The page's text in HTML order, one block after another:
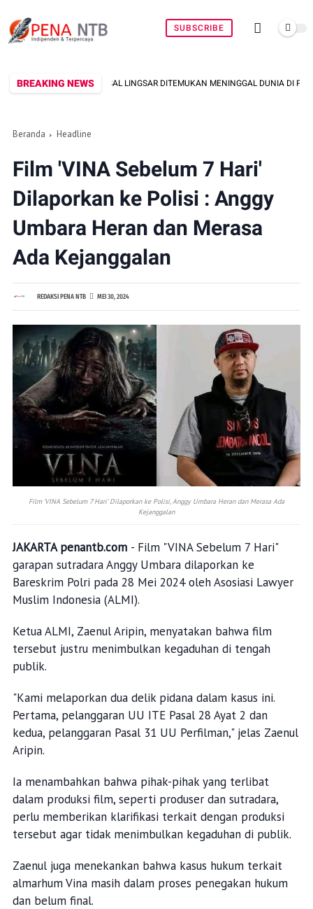
SUBSCRIBE
BREAKING NEWS
DITEMUKAN MENINGGAL DUNIA DI PINGGIR KALI LEMBAR SAAT
Beranda Headline
Film 'VINA Sebelum 7 Hari'
Dilaporkan ke Polisi : Anggy
Umbara Heran dan Merasa
Ada Kejanggalan
REDAKSI PENA NTB MEI 30, 2024
Film 'VINA Sebelum 7 Hari' Dilaporkan ke Polisi, Anggy Umbara Heran dan Merasa Ada
Kejanggalan
JAKARTA penantb.com - Film "VINA Sebelum 7 Hari"
garapan sutradara Anggy Umbara dilaporkan ke
Bareskrim Polri pada 28 Mei 2024 oleh Asosiasi Lawyer
Muslim Indonesia (ALMI).
Ketua ALMI, Zaenul Aripin, menyatakan bahwa film
tersebut justru menimbulkan kegaduhan di tengah
publik.
"Kami melaporkan dua delik pidana dalam kasus ini.
Pertama, pelanggaran UU ITE Pasal 28 Ayat 2 dan
kedua, pelanggaran Pasal 31 UU Perfilman," jelas Zaenul
Aripin.
Ia menambahkan bahwa pihak-pihak yang terlibat
dalam produksi film, seperti produser dan sutradara,
perlu memberikan klarifikasi terkait dengan produksi
tersebut agar tidak menimbulkan kegaduhan di publik.
Zaenul juga menekankan bahwa kasus hukum terkait
almarhum Vina masih dalam proses penegakan hukum
dan belum final.